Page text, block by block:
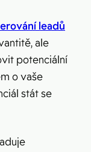
leadů
ale
potenciální
o vaše
stát se